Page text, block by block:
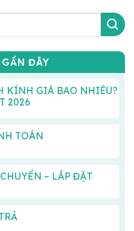
ĐÂY
KÍNH GIÁ BAO NHIÊU?
2026
TOÁN
– LẮP ĐẶT